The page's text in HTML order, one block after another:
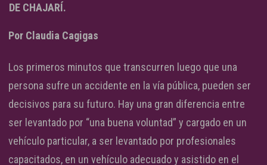
DE CHAJARÍ.
Por Claudia Cagigas
Los primeros minutos que transcurren luego que una
persona sufre un accidente en la vía pública, pueden ser
decisivos para su futuro. Hay una gran diferencia entre
ser levantado por “una buena voluntad” y cargado en un
vehículo particular, a ser levantado por profesionales
capacitados, en un vehículo adecuado y asistido en el